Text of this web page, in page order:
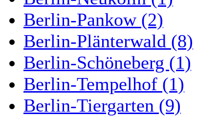
Berlin-Pankow (2)
Berlin-Plänterwald (8)
Berlin-Schöneberg (1)
Berlin-Tempelhof (1)
Berlin-Tiergarten (9)